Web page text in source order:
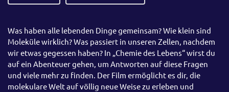
Was haben alle lebenden Dinge gemeinsam? Wie klein sind
Moleküle wirklich? Was passiert in unseren Zellen, nachdem
wir etwas gegessen haben? In „Chemie des Lebens“ wirst du
auf ein Abenteuer gehen, um Antworten auf diese Fragen
und viele mehr zu finden. Der Film ermöglicht es dir, die
molekulare Welt auf völlig neue Weise zu erleben und